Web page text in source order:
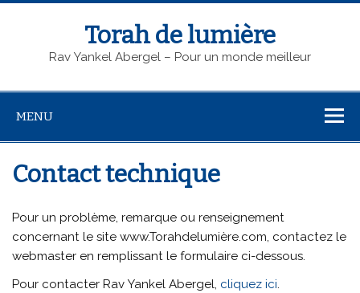
Torah de lumière
Rav Yankel Abergel – Pour un monde meilleur
MENU
Contact technique
Pour un problème, remarque ou renseignement
concernant le site www.Torahdelumière.com, contactez le
webmaster en remplissant le formulaire ci-dessous.
Pour contacter Rav Yankel Abergel, cliquez ici.